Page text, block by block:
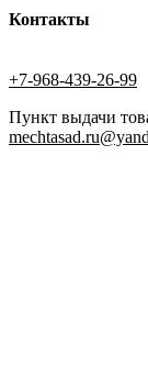
Контакты
+7-968-439-26-99
Пункт выдачи